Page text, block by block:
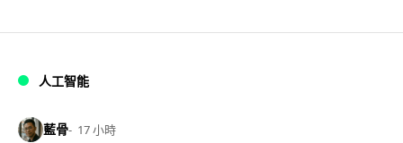
人工智能
藍骨 17 小時